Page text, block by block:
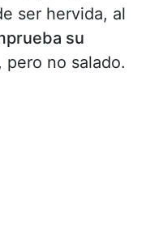
ser hervida, al
su
pero no salado.